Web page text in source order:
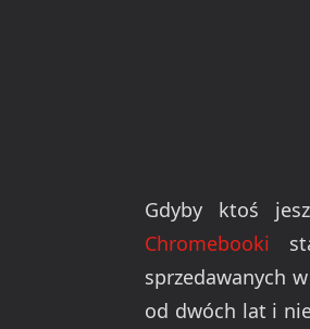
Gdyby ktoś
Chromebooki
sprzedawanych
od dwóch lat i